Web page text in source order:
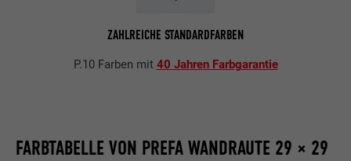
ZAHLREICHE STANDARDFARBEN
P.10 Farben mit 40 Jahren Farbgarantie
FARBTABELLE VON PREFA WANDRAUTE 29 × 29